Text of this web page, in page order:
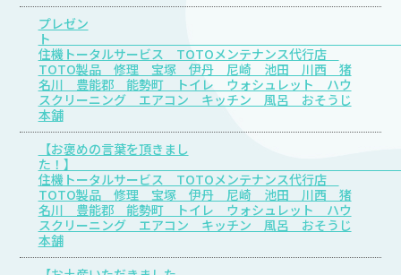
プレゼン
住機トータルサービス TOTOメンテナンス代行店
TOTO製品 修理 宝塚 伊丹 尼崎 池田 川西 猪
名川 豊能郡 能勢町 トイレ ウォシュレット ハウ
スクリーニング エアコン キッチン 風呂 おそうじ
本舗
【お褒めの言葉を頂きまし
た
住機トータルサービス TOTOメンテナンス代行店
TOTO製品 修理 宝塚 伊丹 尼崎 池田 川西 猪
名川 豊能郡 能勢町 トイレ ウォシュレット ハウ
スクリーニング エアコン キッチン 風呂 おそうじ
本舗